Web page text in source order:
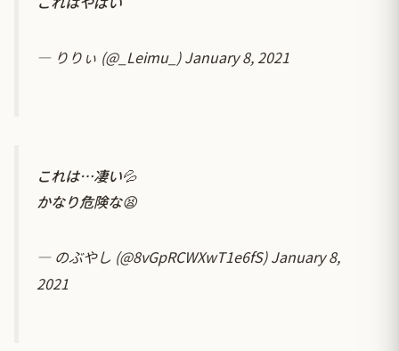
— りりぃ (@_Leimu_)January 8, 2021
これは…凄い💦
かなり危険な😫
— のぶやし (@8vGpRCWXwT1e6fS)January 8,
2021